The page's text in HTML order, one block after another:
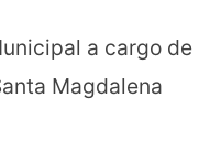
a cargo de
Magdalena